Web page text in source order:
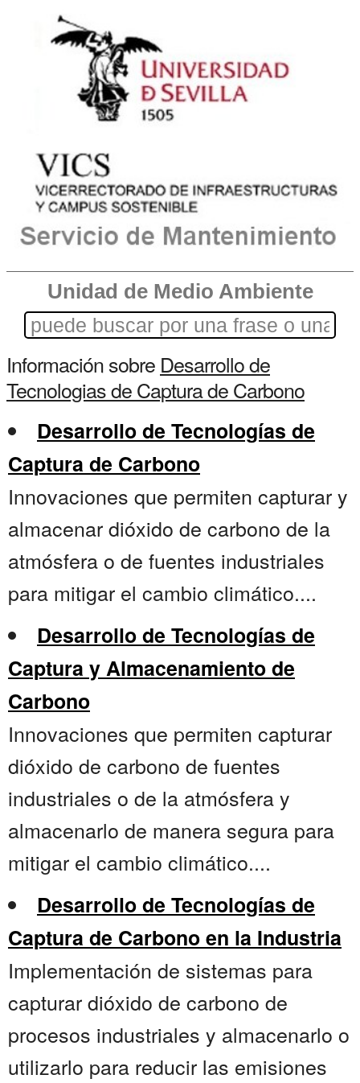
Unidad de Medio Ambiente
Información sobre Desarrollo de
Tecnologias de Captura de Carbono
Desarrollo de Tecnologías de
Captura de Carbono
Innovaciones que permiten capturar y
almacenar dióxido de carbono de la
atmósfera o de fuentes industriales
para mitigar el cambio climático....
Desarrollo de Tecnologías de
Captura y Almacenamiento de
Carbono
Innovaciones que permiten capturar
dióxido de carbono de fuentes
industriales o de la atmósfera y
almacenarlo de manera segura para
mitigar el cambio climático....
Desarrollo de Tecnologías de
Captura de Carbono en la Industria
Implementación de sistemas para
capturar dióxido de carbono de
procesos industriales y almacenarlo o
utilizarlo para reducir las emisiones